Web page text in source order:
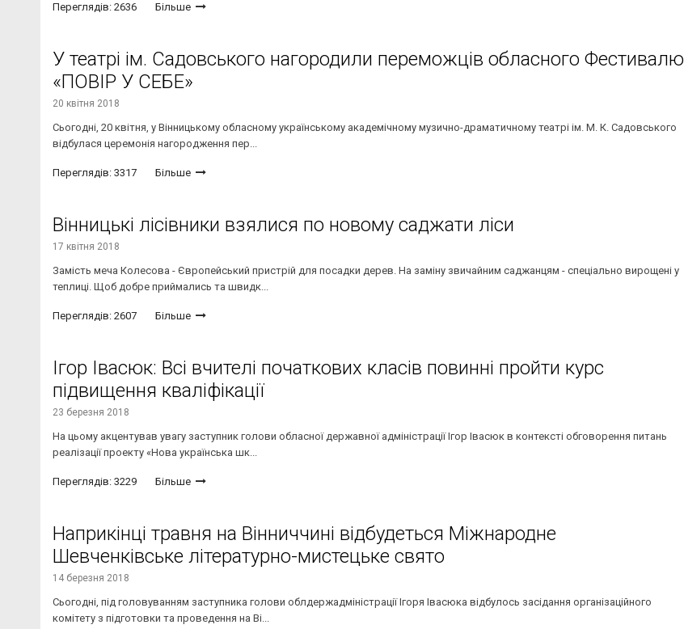
Переглядів: 2636 Більше
У театрі ім. Садовського нагородили переможців обласного Фестивалю
«ПОВІР У СЕБЕ»
20 квітня 2018
Сьогодні, 20 квітня, у Вінницькому обласному українському академічному музично-драматичному театрі ім. М. К. Садовського
відбулася церемонія нагородження пер...
Переглядів: 3317 Більше
Вінницькі лісівники взялися по новому саджати ліси
17 квітня 2018
Замість меча Колесова - Європейський пристрій для посадки дерев. На заміну звичайним саджанцям - спеціально вирощені у
теплиці. Щоб добре приймались та швидк...
Переглядів: 2607 Більше
Ігор Івасюк: Всі вчителі початкових класів повинні пройти курс
підвищення кваліфікації
23 березня 2018
На цьому акцентував увагу заступник голови обласної державної адміністрації Ігор Івасюк в контексті обговорення питань
реалізації проекту «Нова українська шк...
Переглядів: 3229 Більше
Наприкінці травня на Вінниччині відбудеться Міжнародне
Шевченківське літературно-мистецьке свято
14 березня 2018
Сьогодні, під головуванням заступника голови облдержадміністрації Ігоря Івасюка відбулось засідання організаційного
комітету з підготовки та проведення на Ві...